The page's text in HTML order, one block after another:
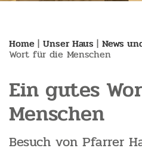
Home | Unser Haus | News
Wort für die Menschen
Ein gutes
Menschen
Besuch von Pfarrer